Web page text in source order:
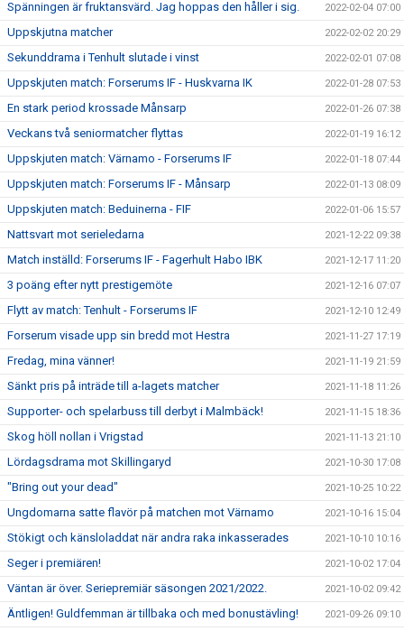
Spänningen är fruktansvärd. Jag hoppas den håller i sig. 2022-02-04 07:00
Uppskjutna matcher 2022-02-02 20:29
Sekunddrama i Tenhult slutade i vinst 2022-02-01 07:08
Uppskjuten match: Forserums IF - Huskvarna IK 2022-01-28 07:53
En stark period krossade Månsarp 2022-01-26 07:38
Veckans två seniormatcher flyttas 2022-01-19 16:12
Uppskjuten match: Värnamo - Forserums IF 2022-01-18 07:44
Uppskjuten match: Forserums IF - Månsarp 2022-01-13 08:09
Uppskjuten match: Beduinerna - FIF 2022-01-06 15:57
Nattsvart mot serieledarna 2021-12-22 09:38
Match inställd: Forserums IF - Fagerhult Habo IBK 2021-12-17 11:20
3 poäng efter nytt prestigemöte 2021-12-16 07:07
Flytt av match: Tenhult - Forserums IF 2021-12-10 12:49
Forserum visade upp sin bredd mot Hestra 2021-11-27 17:19
Fredag, mina vänner! 2021-11-19 21:59
Sänkt pris på inträde till a-lagets matcher 2021-11-18 11:26
Supporter- och spelarbuss till derbyt i Malmbäck! 2021-11-15 18:36
Skog höll nollan i Vrigstad 2021-11-13 21:10
Lördagsdrama mot Skillingaryd 2021-10-30 17:08
"Bring out your dead" 2021-10-25 10:22
Ungdomarna satte flavör på matchen mot Värnamo 2021-10-16 15:04
Stökigt och känsloladdat när andra raka inkasserades 2021-10-10 10:16
Seger i premiären! 2021-10-02 17:04
Väntan är över. Seriepremiär säsongen 2021/2022. 2021-10-02 09:42
Äntligen! Guldfemman är tillbaka och med bonustävling! 2021-09-26 09:10